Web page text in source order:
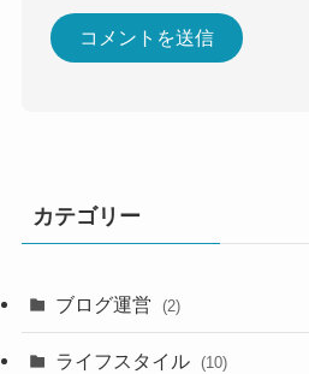
カテゴリー
ブログ運営 (2)
ライフスタイル (10)